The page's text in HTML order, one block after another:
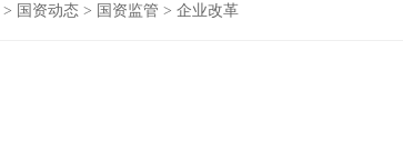
> 国资动态 > 国资监管 >企业改革